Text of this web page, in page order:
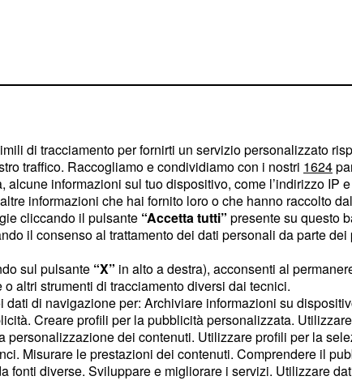
non sono
tecniche delle
delle coperture
correggereAPE,
nel prossimo incontro
saranno quelli che da
che i sindacati
magari ritornando
penalizzazioni,
di tracciamento per fornirti un servizio personalizzato
traffico. Raccogliamo e condividiamo con i nostri 1624
informazioni sul tuo dispositivo, come l’indirizzo IP
informazioni che hai fornito loro o che hanno raccolto
cliccando il pulsante “Accetta tutti” presente su questo
il consenso al trattamento dei dati personali da parte
sul pulsante “X” in alto a destra), acconsenti al
altri strumenti di tracciamento diversi dai tecnici.
dati di navigazione per: Archiviare informazioni su
Creare profili per la pubblicità personalizzata.
personalizzazione dei contenuti. Utilizzare profili per la
Misurare le prestazioni dei contenuti. Comprendere il
fonti diverse. Sviluppare e migliorare i servizi. Utilizzare